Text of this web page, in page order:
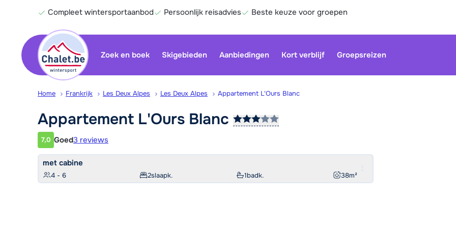
Compleet wintersportaanbod Persoonlijk reisadvies Beste keuze voor groepen
Zoek en boek Skigebieden Aanbiedingen Kort verblijf Groepsreizen
Home Frankrijk Les Deux Alpes Les Deux Alpes Appartement L'Ours Blanc
Appartement L'Ours Blanc
Klantwaardering
7,0 Goed3 reviews
met cabine
4 - 6 2slaapk. 1badk. 38m²